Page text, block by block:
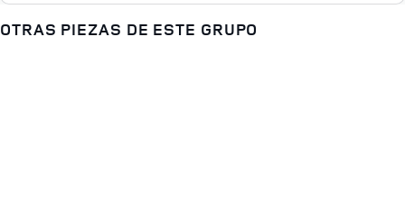
OTRAS PIEZAS DE ESTE GRUPO